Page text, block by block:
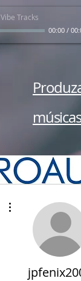
Vibe Tracks
00:00 /